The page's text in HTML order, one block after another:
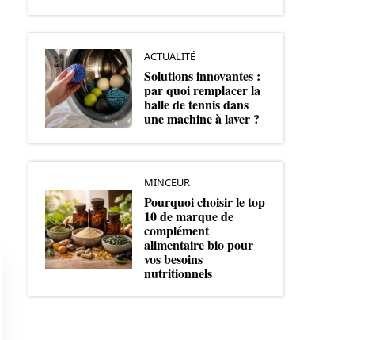
ACTUALITÉ
Solutions innovantes :
par quoi remplacer la
balle de tennis dans
une machine à laver ?
MINCEUR
Pourquoi choisir le top
10 de marque de
complément
alimentaire bio pour
vos besoins
nutritionnels